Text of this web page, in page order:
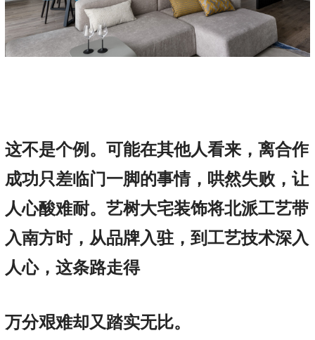
这不是个例。可能在其他人看来，离合作
成功只差临门一脚的事情，哄然失败，让
人心酸难耐。艺树大宅装饰将北派工艺带
入南方时，从品牌入驻，到工艺技术深入
人心，这条路走得
万分艰难却又踏实无比。